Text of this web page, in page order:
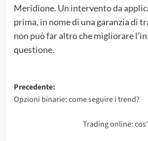
Meridione. Un intervento da
prima, in nome di una garanzia di
non può far altro che migliorare
questione.
Navigazione
articolo
Precedente:
Opzioni binarie: come seguire i trend?
Trading online: